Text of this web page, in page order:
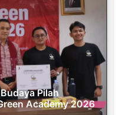
Pilah
Academy 2026